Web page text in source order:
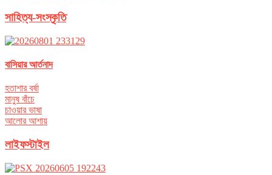
সাহিত্য-সংস্কৃতি
বাসিয়ার আর্তনাদ
হতাশার বর্ষা
মানুষ বাঁচে
চাওয়ার ভাষা
আলোর আশায়
লাইফস্টাইল